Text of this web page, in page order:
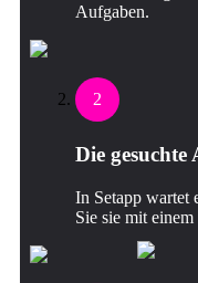
Aufgaben.
2
Die
In Setapp wartet
Sie sie mit